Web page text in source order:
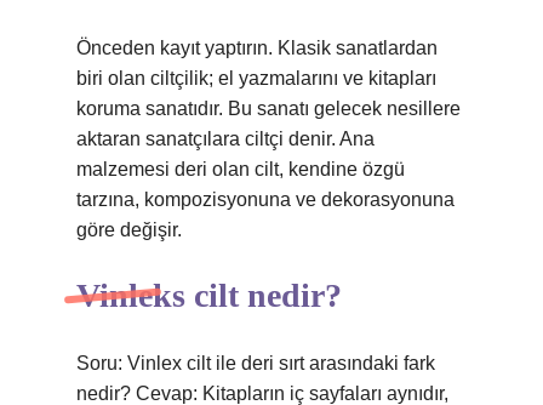
Önceden kayıt yaptırın. Klasik sanatlardan
biri olan ciltçilik; el yazmalarını ve kitapları
koruma sanatıdır. Bu sanatı gelecek nesillere
aktaran sanatçılara ciltçi denir. Ana
malzemesi deri olan cilt, kendine özgü
tarzına, kompozisyonuna ve dekorasyonuna
göre değişir.
Vinleks cilt nedir?
Soru: Vinlex cilt ile deri sırt arasındaki fark
nedir? Cevap: Kitapların iç sayfaları aynıdır,